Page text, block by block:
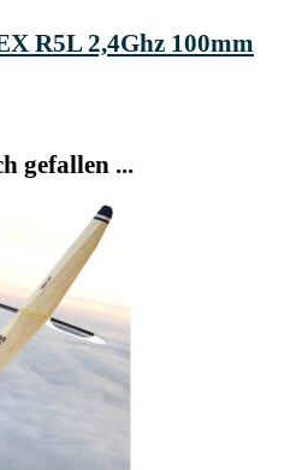
R5L 2,4Ghz 100mm
gefallen ...